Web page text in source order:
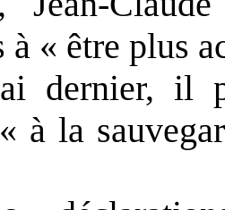
à « être plus
dernier, il
à la